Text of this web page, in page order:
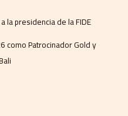
la presidencia de la FIDE
como Patrocinador Gold y